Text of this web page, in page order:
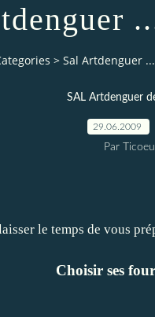
> Sal Artdenguer
SAL Artdenguer
29.06.2009
Par
le temps de vous
Choisir ses